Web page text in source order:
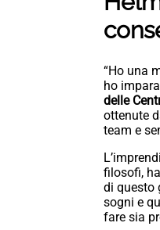
“Ho una
ho
delle
ottenute
team e
filosofi,
di questo
sogni e
fare sia